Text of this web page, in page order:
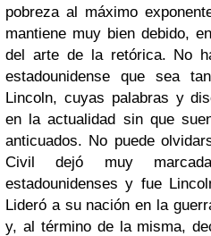
pobreza al máximo
mantiene muy bien debido,
del arte de la retórica. No
estadounidense que sea
Lincoln, cuyas palabras y
en la actualidad sin que
anticuados. No puede
Civil dejó muy
estadounidenses y fue
Lideró a su nación en la
y, al término de la misma,